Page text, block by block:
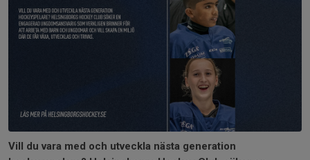
Vill du vara med och utveckla nästa generation